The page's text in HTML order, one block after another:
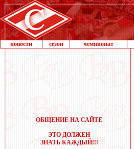
новости сезон чемпионат
ОБЩЕНИЕ НА САЙТЕ
ЭТО ДОЛЖЕН
ЗНАТЬ КАЖДЫЙ!!!